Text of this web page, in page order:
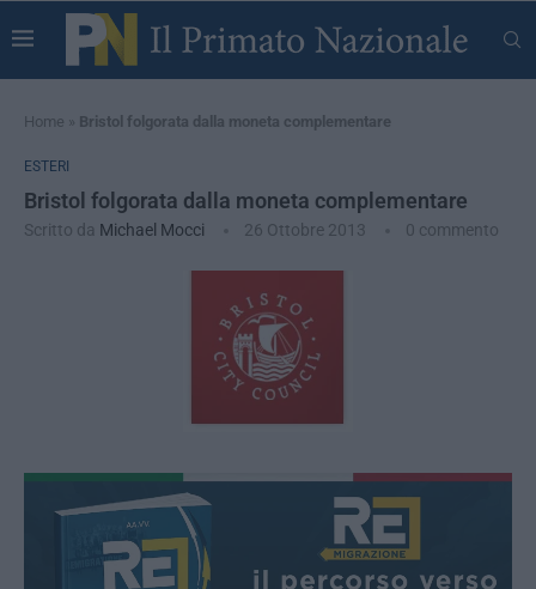
Home » Bristol folgorata dalla moneta complementare
ESTERI
Bristol folgorata dalla moneta complementare
Scritto da Michael Mocci 26 Ottobre 2013 0 commento